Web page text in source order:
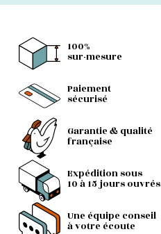
100%
sur-mesure
Paiement
sécurisé
Garantie & qualité
française
Expédition sous
10 à 15 jours ouvrés
Une équipe conseil
à votre écoute